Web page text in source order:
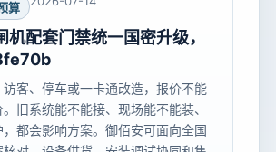
算
机配套门禁统一国密升级，
访客、停车或一卡通改造，报价不能
旧系统能不能接、现场能不能装、
都会影响方案。御佰安可面向全国